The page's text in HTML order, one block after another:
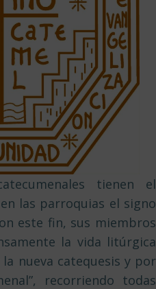
tienen el
las parroquias el signo
este fin, sus miembros
la vida litúrgica
nueva catequesis y por
recorriendo todas